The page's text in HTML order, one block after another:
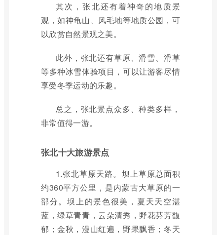
其次，张北还有着神奇的地质景
观，如神龟山、风毛地等地质公园，可
以欣赏自然景观之美。
此外，张北还有草原、滑雪、滑草
等多种冰雪体验项目，可以让游客尽情
享受冬季运动的乐趣。
总之，张北景点众多、种类多样，
非常值得一游。
张北十大旅游景点
1.张北草原天路。坝上草原总面积
约360平方公里，是内蒙古大草原的一
部分。坝上的景色很美，夏天天空湛
蓝，绿草青青，云朵清秀，野花芬芳馥
郁；金秋，漫山红遍，野果飘香；冬天